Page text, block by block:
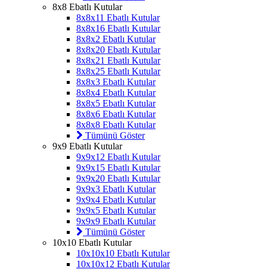
8x8 Ebatlı Kutular
8x8x11 Ebatlı Kutular
8x8x16 Ebatlı Kutular
8x8x2 Ebatlı Kutular
8x8x20 Ebatlı Kutular
8x8x21 Ebatlı Kutular
8x8x25 Ebatlı Kutular
8x8x3 Ebatlı Kutular
8x8x4 Ebatlı Kutular
8x8x5 Ebatlı Kutular
8x8x6 Ebatlı Kutular
8x8x8 Ebatlı Kutular
Tümünü Göster
9x9 Ebatlı Kutular
9x9x12 Ebatlı Kutular
9x9x15 Ebatlı Kutular
9x9x20 Ebatlı Kutular
9x9x3 Ebatlı Kutular
9x9x4 Ebatlı Kutular
9x9x5 Ebatlı Kutular
9x9x9 Ebatlı Kutular
Tümünü Göster
10x10 Ebatlı Kutular
10x10x10 Ebatlı Kutular
10x10x12 Ebatlı Kutular